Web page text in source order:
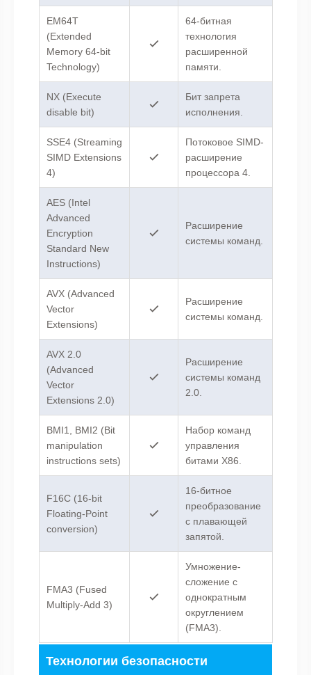
EM64T
(Extended
Memory 64-bit
Technology)
64-битная
технология
расширенной
памяти.
NX (Execute
disable bit)
Бит запрета
исполнения.
SSE4 (Streaming
SIMD Extensions
4)
Потоковое SIMD-
расширение
процессора 4.
AES (Intel
Advanced
Encryption
Standard New
Instructions)
Расширение
системы команд.
AVX (Advanced
Vector
Extensions)
Расширение
системы команд.
AVX 2.0
(Advanced
Vector
Extensions 2.0)
Расширение
системы команд
2.0.
BMI1, BMI2 (Bit
manipulation
instructions sets)
Набор команд
управления
битами X86.
F16C (16-bit
Floating-Point
conversion)
16-битное
преобразование
с плавающей
запятой.
FMA3 (Fused
Multiply-Add 3)
Умножение-
сложение с
однократным
округлением
(FMA3).
Технологии безопасности